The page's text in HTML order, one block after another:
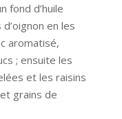
fond d’huile
en les
aromatisé,
; ensuite les
et les raisins
grains de